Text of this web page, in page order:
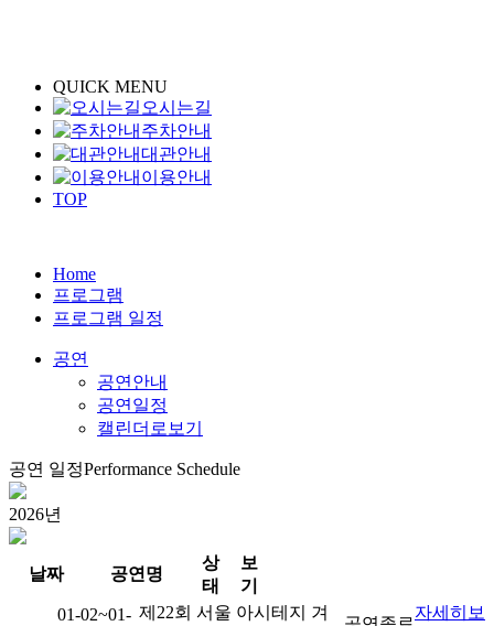
QUICK MENU
오시는길
주차안내
대관안내
이용안내
TOP
Home
프로그램
프로그램 일정
공연
공연안내
공연일정
캘린더로보기
공연 일정Performance Schedule
2026년
날짜 공연명
상
태
보
기
01-02~01- 제22회 서울 아시테지 겨
자세히 보